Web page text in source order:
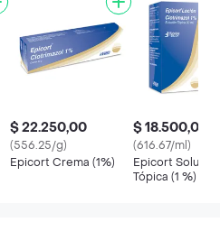
$ 22.250,00
(556.25/g)
Epicort Crema (1%)
$ 18.500,00
(616.67/ml)
Epicort
Tópica (1 %)